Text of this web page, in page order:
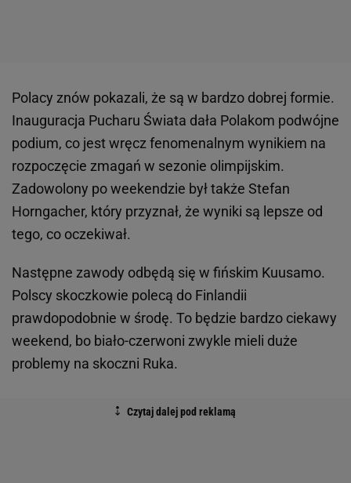
Polacy znów pokazali, że są w bardzo dobrej formie.
Inauguracja Pucharu Świata dała Polakom podwójne
podium, co jest wręcz fenomenalnym wynikiem na
rozpoczęcie zmagań w sezonie olimpijskim.
Zadowolony po weekendzie był także Stefan
Horngacher, który przyznał, że wyniki są lepsze od
tego, co oczekiwał.
Następne zawody odbędą się w fińskim Kuusamo.
Polscy skoczkowie polecą do Finlandii
prawdopodobnie w środę. To będzie bardzo ciekawy
weekend, bo biało-czerwoni zwykle mieli duże
problemy na skoczni Ruka.